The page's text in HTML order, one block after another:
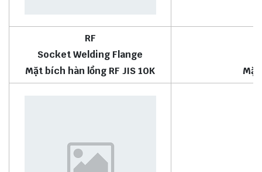
RF
Socket Welding Flange
Mặt bích hàn lồng RF JIS 10K
Mặt